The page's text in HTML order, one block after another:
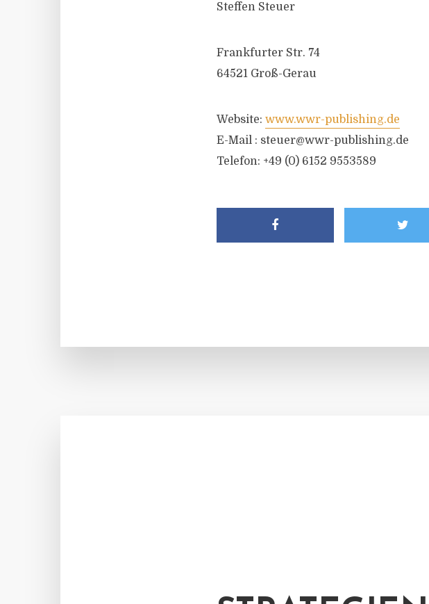
Steffen Steuer
Frankfurter Str. 74
64521 Groß-Gerau
Website: www.wwr-publishing.de
E-Mail : steuer@wwr-publishing.de
Telefon: +49 (0) 6152 9553589